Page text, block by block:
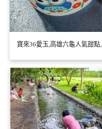
寶來36愛玉,高雄六龜人氣甜